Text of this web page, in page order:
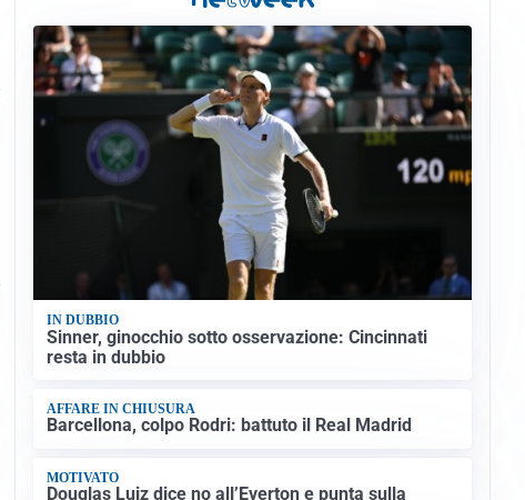
IN DUBBIO
Sinner, ginocchio sotto osservazione: Cincinnati
resta in dubbio
AFFARE IN CHIUSURA
Barcellona, colpo Rodri: battuto il Real Madrid
MOTIVATO
Douglas Luiz dice no all’Everton e punta sulla